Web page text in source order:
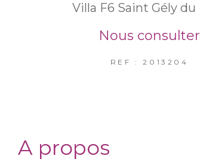
Villa F6 Saint Gély du
Nous consulter
REF : 2013204
a propos